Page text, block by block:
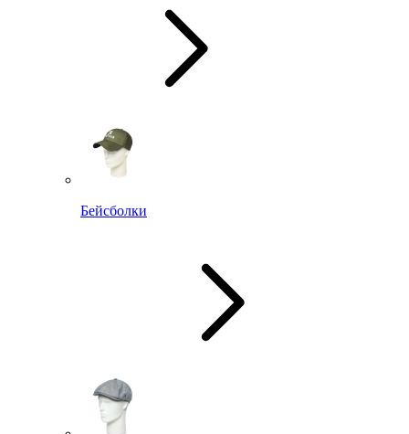
Бейсболки